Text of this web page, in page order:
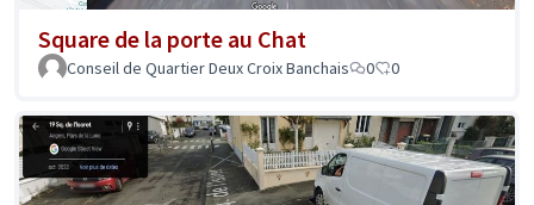
Square de la porte au Chat
Conseil de Quartier Deux Croix Banchais 0 0